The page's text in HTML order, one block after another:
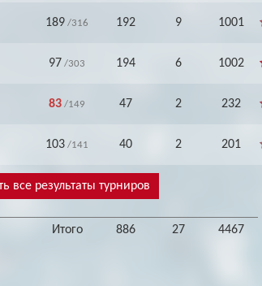
189 /316 192 9 1001
97 /303 194 6 1002
83 /149 47 2 232
103 /141 40 2 201
все результаты турниров
Итого 886 27 4467